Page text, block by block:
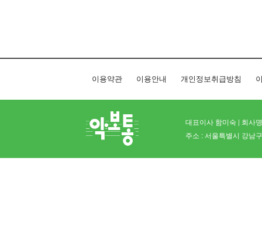
이용약관 이용안내 개인정보취급방침
대표이사 함미숙 | 회사
주소 : 서울특별시 강남